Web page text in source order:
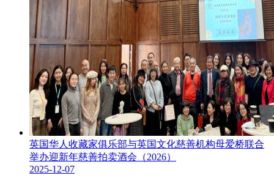
英国华人收藏家俱乐部与英国文化慈善机构母爱桥联合
举办迎新年慈善拍卖酒会（2026）
2025-12-07